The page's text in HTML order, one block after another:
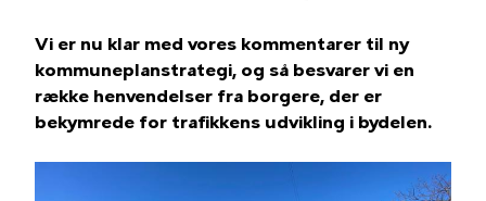
Vi er nu klar med vores kommentarer til ny
kommuneplanstrategi, og så besvarer vi en
række henvendelser fra borgere, der er
bekymrede for trafikkens udvikling i bydelen.